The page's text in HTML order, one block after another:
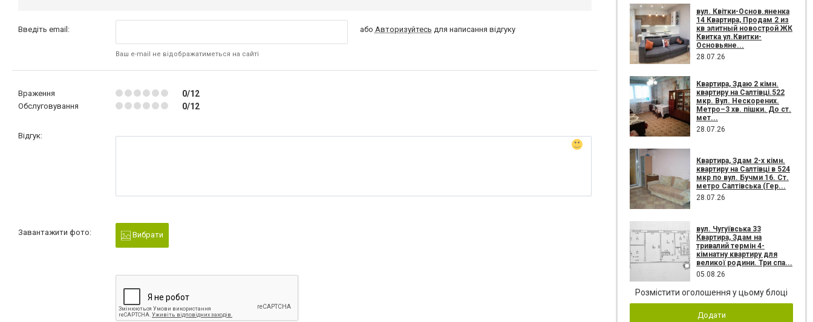
Введіть email:
Ваш e-mail не відображатиметься на сайті
або Авторизуйтесь для написання відгуку
Враження 0/12
Обслуговування 0/12
Відгук:
Завантажити фото: Вибрати
вул. Квітки-Основ.яненка
14 Квартира, Продам 2 из
кв элитный новострой ЖК
Квитка ул.Квитки-
Основьяне...
28.07.26
Квартира, Здаю 2 кімн.
квартиру на Салтівці.522
мкр. Вул. Нескорених.
Метро–3 хв. пішки. До ст.
мет...
28.07.26
Квартира, Здам 2-х кімн.
квартиру на Салтівці в 524
мкр по вул. Бучми 16. Ст.
метро Салтівська (Гер...
28.07.26
вул. Чугуївська 33
Квартира, Здам на
тривалий термін 4-
кімнатну квартиру для
великої родини. Три спа...
05.08.26
Розмістити оголошення у цьому блоці
Додати